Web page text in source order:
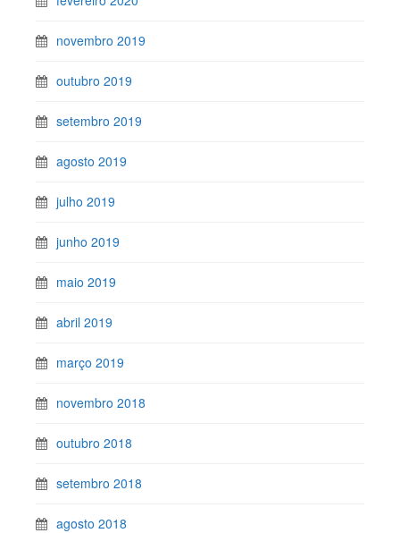
novembro 2019
outubro 2019
setembro 2019
agosto 2019
julho 2019
junho 2019
maio 2019
abril 2019
março 2019
novembro 2018
outubro 2018
setembro 2018
agosto 2018